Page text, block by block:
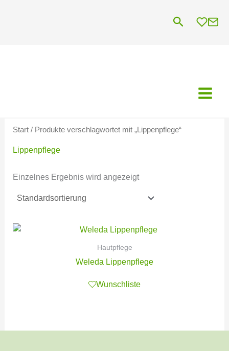
Suchen
Start/ Produkte verschlagwortet mit „Lippenpflege“
Lippenpflege
Einzelnes Ergebnis wird angezeigt
Hautpflege
Weleda Lippenpflege
Wunschliste